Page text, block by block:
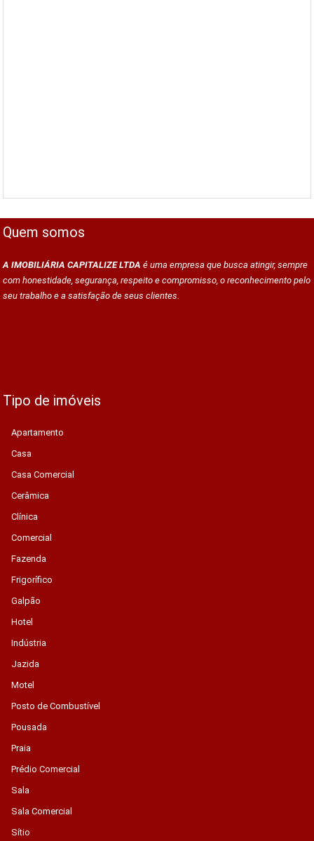
Quem somos
A IMOBILIÁRIA CAPITALIZE LTDA é uma empresa que busca atingir, sempre
com honestidade, segurança, respeito e compromisso, o reconhecimento pelo
seu trabalho e a satisfação de seus clientes.
Tipo de imóveis
Apartamento
Casa
Casa Comercial
Cerâmica
Clínica
Comercial
Fazenda
Frigorífico
Galpão
Hotel
Indústria
Jazida
Motel
Posto de Combustível
Pousada
Praia
Prédio Comercial
Sala
Sala Comercial
Sítio